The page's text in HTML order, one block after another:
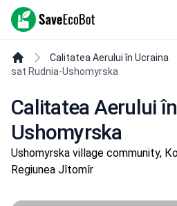
SaveEcoBot
Calitatea Aerului în Ucraina
sat Rudnia-Ushomyrska
Calitatea Aerului
Ushomyrska
Ushomyrska village community,
Regiunea Jîtomîr